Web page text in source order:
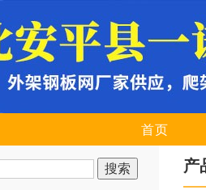
首页
产